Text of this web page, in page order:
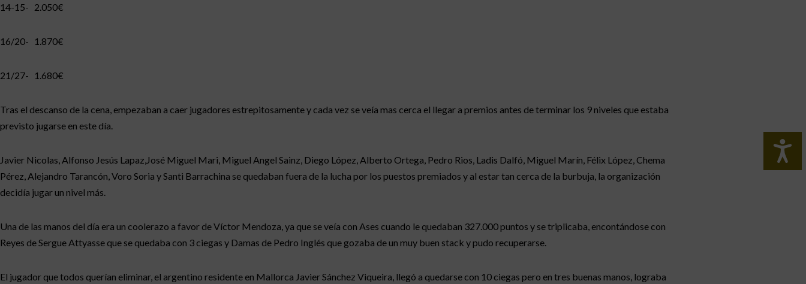
14-15- 2.050€
16/20- 1.870€
21/27- 1.680€
Tras el descanso de la cena, empezaban a caer jugadores estrepitosamente y cada vez se veía mas cerca el llegar a premios antes de terminar los 9 niveles que estaba
previsto jugarse en este día.
Javier Nicolas, Alfonso Jesús Lapaz,José Miguel Mari, Miguel Angel Sainz, Diego López, Alberto Ortega, Pedro Rios, Ladis Dalfó, Miguel Marín, Félix López, Chema
Pérez, Alejandro Tarancón, Voro Soria y Santi Barrachina se quedaban fuera de la lucha por los puestos premiados y al estar tan cerca de la burbuja, la organización
decidía jugar un nivel más.
Una de las manos del día era un coolerazo a favor de Víctor Mendoza, ya que se veía con Ases cuando le quedaban 327.000 puntos y se triplicaba, encontándose con
Reyes de Sergue Attyasse que se quedaba con 3 ciegas y Damas de Pedro Inglés que gozaba de un muy buen stack y pudo recuperarse.
El jugador que todos querían eliminar, el argentino residente en Mallorca Javier Sánchez Viqueira, llegó a quedarse con 10 ciegas pero en tres buenas manos, lograba